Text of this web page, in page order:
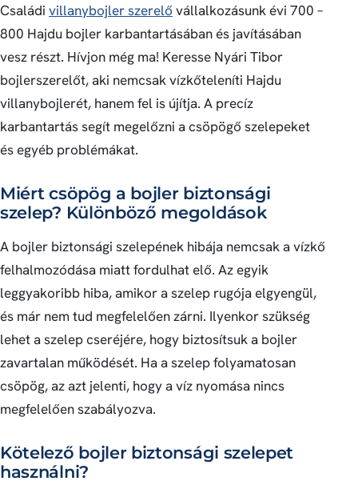
Családi villanybojler szerelő vállalkozásunk évi 700 –
800 Hajdu bojler karbantartásában és javításában
vesz részt. Hívjon még ma! Keresse Nyári Tibor
bojlerszerelőt, aki nemcsak vízkőteleníti Hajdu
villanybojlerét, hanem fel is újítja. A precíz
karbantartás segít megelőzni a csöpögő szelepeket
és egyéb problémákat.
Miért csöpög a bojler biztonsági
szelep? Különböző megoldások
A bojler biztonsági szelepének hibája nemcsak a vízkő
felhalmozódása miatt fordulhat elő. Az egyik
leggyakoribb hiba, amikor a szelep rugója elgyengül,
és már nem tud megfelelően zárni. Ilyenkor szükség
lehet a szelep cseréjére, hogy biztosítsuk a bojler
zavartalan működését. Ha a szelep folyamatosan
csöpög, az azt jelenti, hogy a víz nyomása nincs
megfelelően szabályozva.
Kötelező bojler biztonsági szelepet
használni?